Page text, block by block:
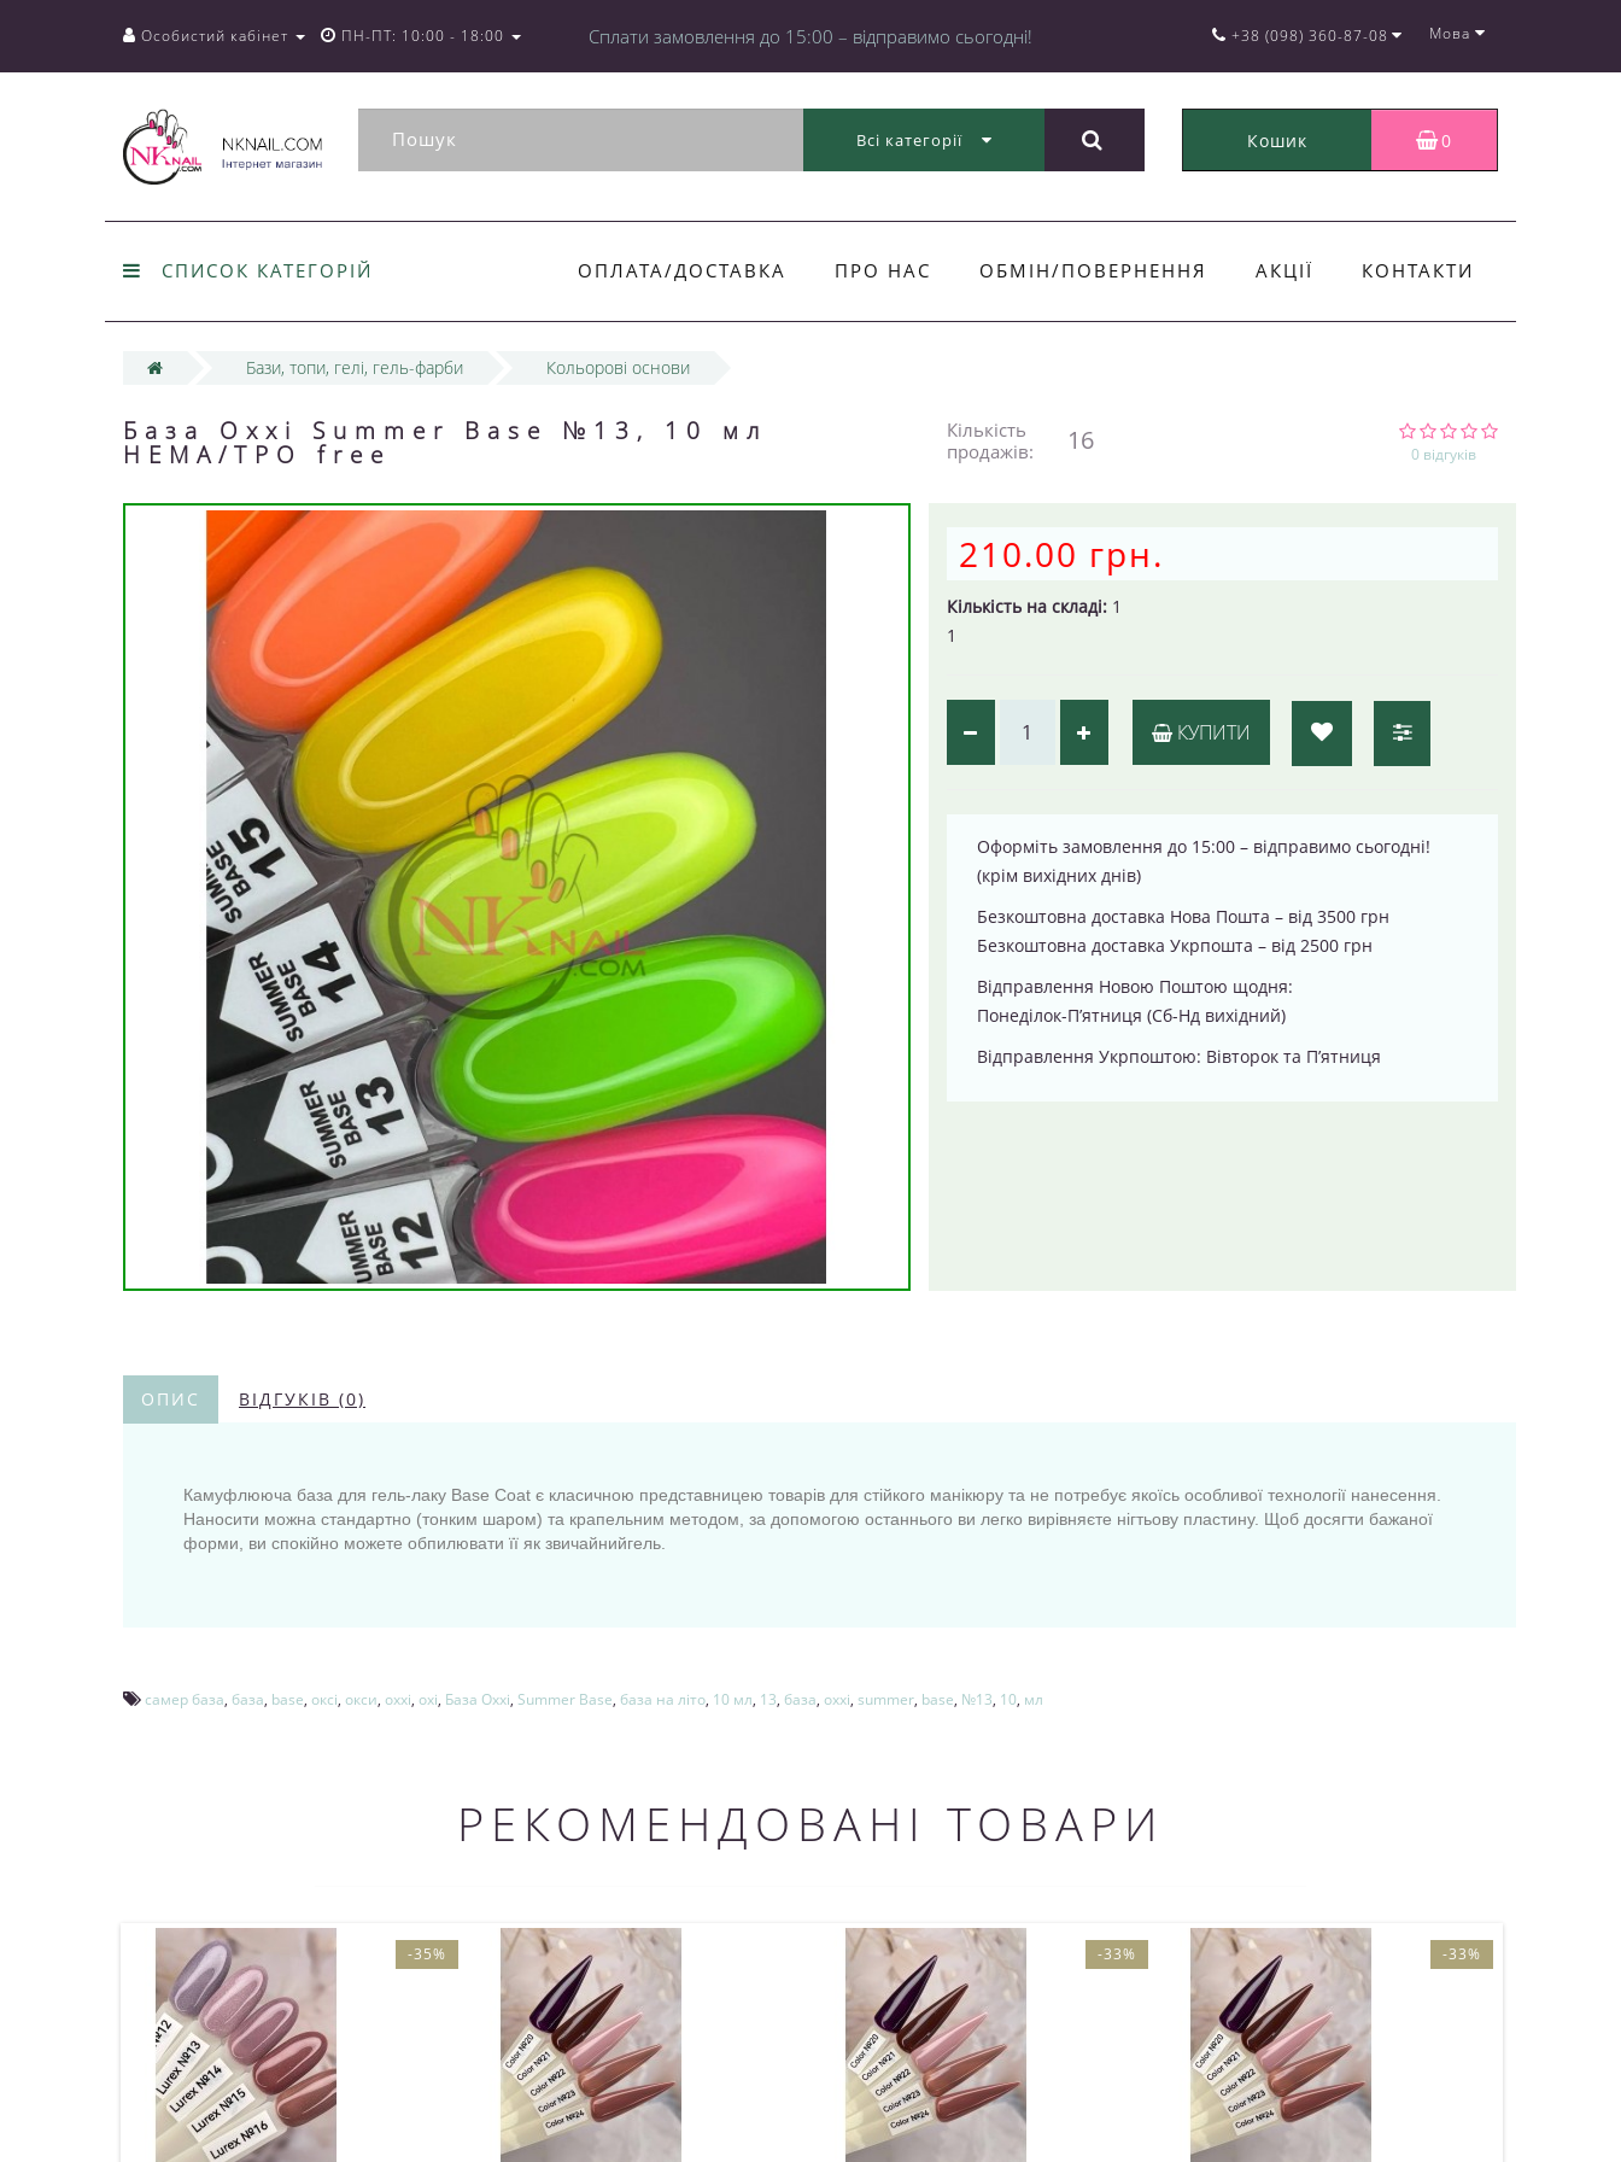
Cплати замовлення до 15:00 – відправимо сьогодні!
Особистий кабінет ПН-ПТ: 10:00 - 18:00 +38 (098) 360-87-08 Мова
Всі категорії Кошик 0
СПИСОК КАТЕГОРІЙ ОПЛАТА/ДОСТАВКА ПРО НАС ОБМІН/ПОВЕРНЕННЯ АКЦІЇ КОНТАКТИ
Бази, топи, гелі, гель-фарби Кольорові основи
База Oxxi Summer Base №13, 10 мл
HEMA/TPO free
Кількість
продажів:
16 0 відгуків
210.00 грн.
Кількість на складі:1
1
КУПИТИ
Оформіть замовлення до 15:00 – відправимо сьогодні!
(крім вихідних днів)
Безкоштовна доставка Нова Пошта – від 3500 грн
Безкоштовна доставка Укрпошта – від 2500 грн
Відправлення Новою Поштою щодня:
Понеділок-П’ятниця (Сб-Нд вихідний)
Відправлення Укрпоштою: Вівторок та П’ятниця
ОПИС ВІДГУКІВ (0)
Камуфлююча база для гель-лаку Base Coat є класичною представницею товарів для стійкого манікюру та не потребує якоїсь особливої ​​технології нанесення.
Наносити можна стандартно (тонким шаром) та крапельним методом, за допомогою останнього ви легко вирівняєте нігтьову пластину. Щоб досягти бажаної
форми, ви спокійно можете обпилювати її як звичайнийгель.
самер база, база, base, оксі, окси, oxxi, oxi, База Oxxi, Summer Base, база на літо, 10 мл, 13, база, oxxi, summer, base, №13, 10, мл
РЕКОМЕНДОВАНІ ТОВАРИ
-35% -33% -33%